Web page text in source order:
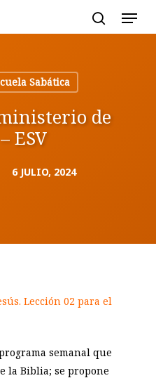
Sabática
de
ESV
6 JULIO, 2024
Lección 02 para el
semanal que
la Biblia; se propone